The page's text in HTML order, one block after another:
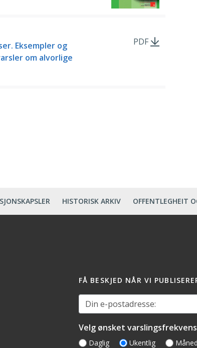
Eksempler og
om alvorlige
PDF
HISTORISK ARKIV OFFENTLEGHEIT
FÅ BESKJED NÅR VI
Din e-postadresse:
Velg ønsket varslingsfrekvens
Daglig Ukentlig